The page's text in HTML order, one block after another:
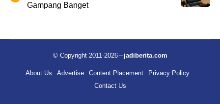
Gampang Banget
© Copyright 2011-2026 jadiberita.com
About Us Advertise Content Placement
Privacy Policy
Contact Us